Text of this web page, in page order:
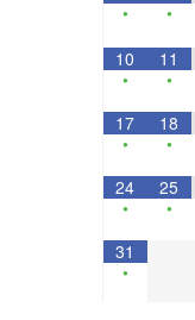
•
•
10
•
11
•
17
•
18
•
24
•
25
•
31
•